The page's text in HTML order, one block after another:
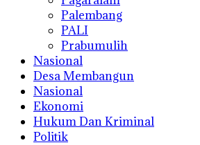
Palembang
PALI
Prabumulih
Nasional
Desa Membangun
Nasional
Ekonomi
Hukum Dan Kriminal
Politik